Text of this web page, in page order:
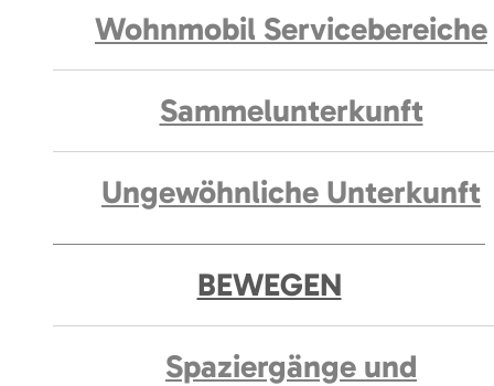
Wohnmobil Servicebereiche
Sammelunterkunft
Ungewöhnliche Unterkunft
BEWEGEN
Spaziergänge und